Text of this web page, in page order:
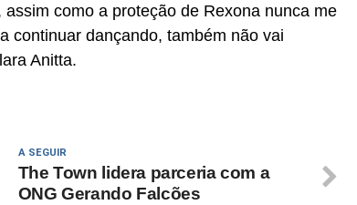
como a proteção de Rexona nunca me
continuar dançando, também não vai
Anitta.
A SEGUIR
The Town lidera parceria com a
ONG Gerando Falcões